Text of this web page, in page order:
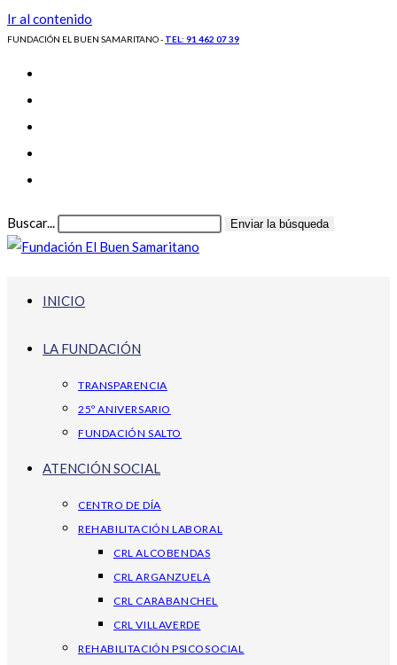
Ir al contenido
FUNDACIÓN EL BUEN SAMARITANO - TEL: 91 462 07 39
Buscar... Enviar la búsqueda
INICIO
LA FUNDACIÓN
TRANSPARENCIA
25º ANIVERSARIO
FUNDACIÓN SALTO
ATENCIÓN SOCIAL
CENTRO DE DÍA
REHABILITACIÓN LABORAL
CRL ALCOBENDAS
CRL ARGANZUELA
CRL CARABANCHEL
CRL VILLAVERDE
REHABILITACIÓN PSICOSOCIAL